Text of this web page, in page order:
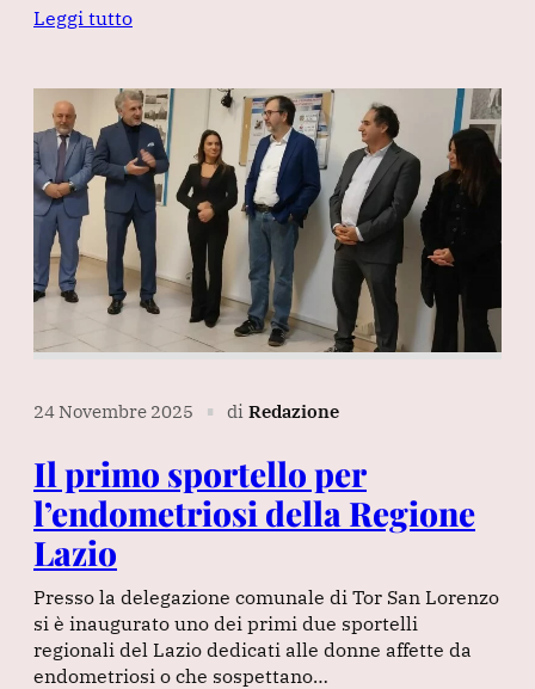
Leggi tutto
24 Novembre 2025 ∎ di Redazione
Il primo sportello per
l’endometriosi della Regione
Lazio
Presso la delegazione comunale di Tor San Lorenzo
si è inaugurato uno dei primi due sportelli
regionali del Lazio dedicati alle donne affette da
endometriosi o che sospettano…